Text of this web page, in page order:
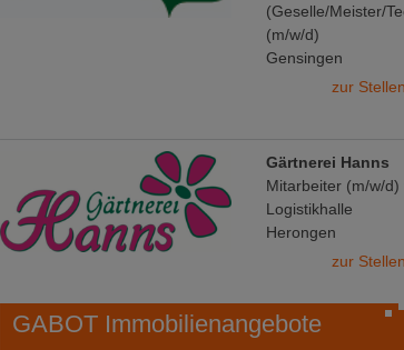
(Geselle/Meister/
(m/w/d)
Gensingen
zur
Gärtnerei Hanns
Mitarbeiter (m/w/d)
Logistikhalle
Herongen
zur
GABOT Immobilienangebote